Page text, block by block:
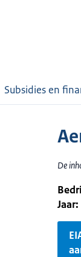
Subsidies en
De